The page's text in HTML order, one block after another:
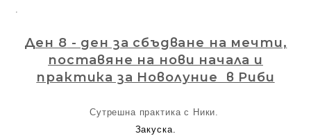
.
Ден 8 - ден за сбъдване на мечти,
поставяне на нови начала и
практика за Новолуние в Риби
Сутрешна практика с Ники.
Закуска.